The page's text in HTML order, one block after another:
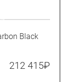
Black
212 415₽